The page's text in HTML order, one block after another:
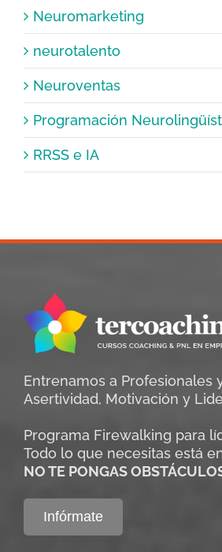
Neuromarketing
neurotalento
Neuroventas
Programación
RRSS e IA
Entrenamos a Profesionales
Asertividad, Motivación y
Programa Firewalking para
Todo lo que necesitas está
NO TE PONGAS
Infórmate